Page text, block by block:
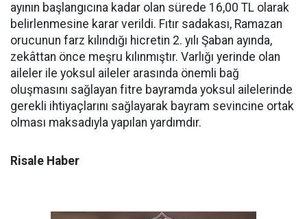
ayının başlangıcına kadar olan sürede 16,00 TL olarak
belirlenmesine karar verildi.​ Fıtır sadakası, Ramazan
orucunun farz kılındığı hicretin 2. yılı Şaban ayında,
zekâttan önce meşru kılınmıştır. Varlığı yerinde olan
aileler ile yoksul aileler arasında önemli bağ
oluşmasını sağlayan fitre bayramda yoksul ailelerinde
gerekli ihtiyaçlarını sağlayarak bayram sevincine ortak
olması maksadıyla yapılan yardımdır.
Risale Haber